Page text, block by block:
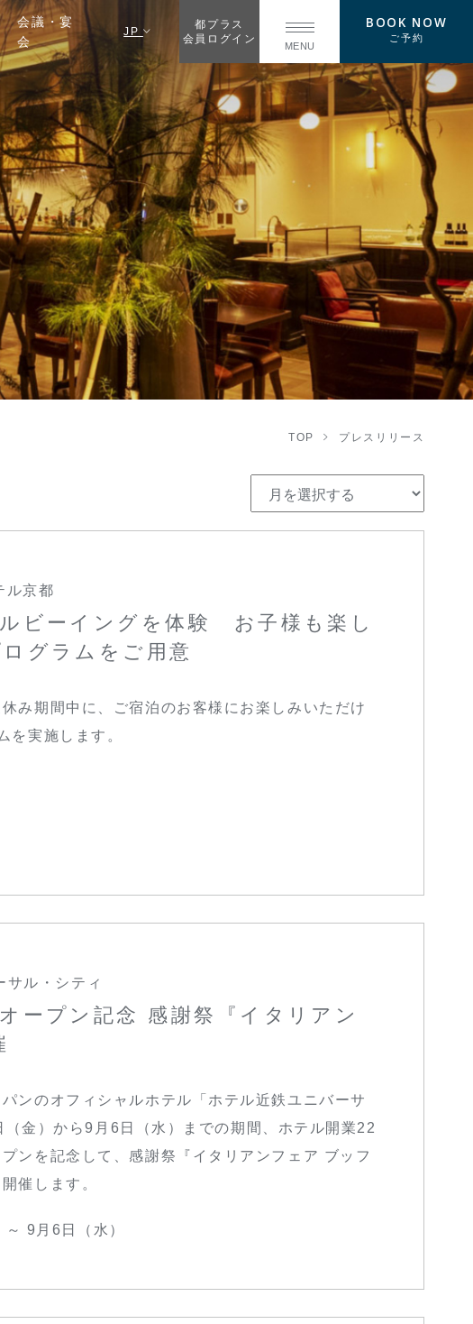
会議・宴
会
JP
都プラス
会員ログイン
MENU
BOOK NOW
ご予約
TOP プレスリリース
ル京都
ビーイングを体験 お子様も楽し
グラムをご用意
み期間中に、ご宿泊のお客様にお楽しみいただけ
を実施します。
サル・シティ
ープン記念 感謝祭『イタリアン
ンのオフィシャルホテル「ホテル近鉄ユニバーサ
金）から9月6日（水）までの期間、ホテル開業22
ンを記念して、感謝祭『イタリアンフェア ブッフ
催します。
9月6日（水）